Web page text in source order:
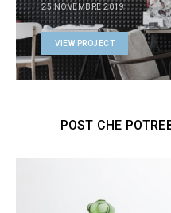
25 NOVEMBRE 2019
VIEW PROJECT
POST CHE